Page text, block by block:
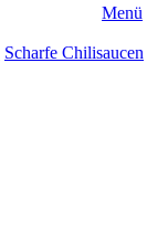
Menü
Scharfe Chilisaucen